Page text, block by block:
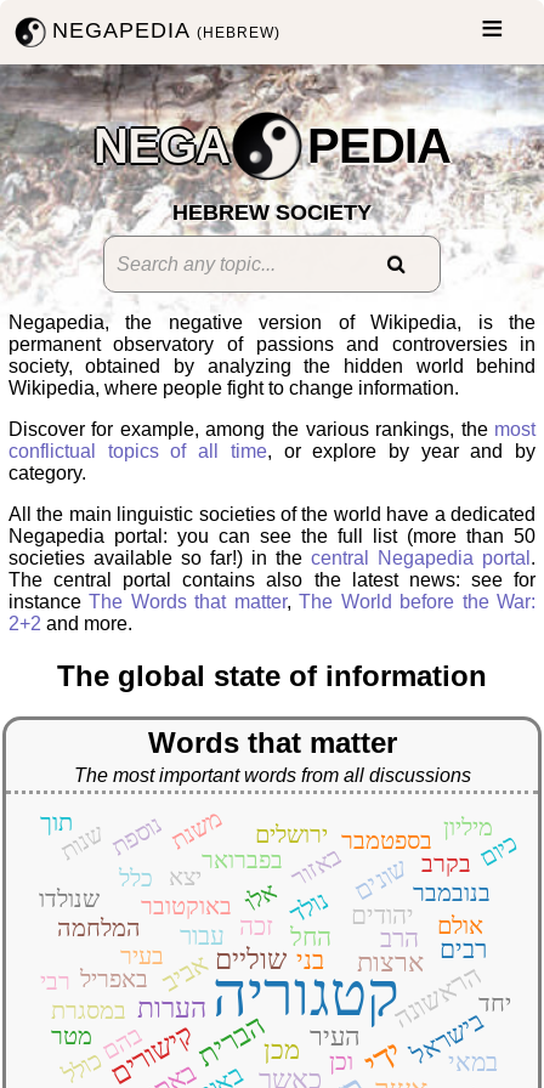
NEGAPEDIA(HEBREW)
NEGA PEDIA
HEBREW SOCIETY
Negapedia, the negative version of Wikipedia, is the
permanent observatory of passions and controversies in
society, obtained by analyzing the hidden world behind
Wikipedia, where people fight to change information.
Discover for example, among the various rankings, the most
conflictual topics of all time, or explore by year and by
category.
All the main linguistic societies of the world have a dedicated
Negapedia portal: you can see the full list (more than 50
societies available so far!) in thecentral Negapedia portal .
The central portal contains also the latest news: see for
instanceThe Words that matter,The World before the War:
2+2 and more.
The global state of information
Words that matter
The most important words from all discussions
קטגוריה
ידי הבריתקישורים
הערות
כאשר
שוליים ארצות
העיר
הראשונה
מכן
אביב
בישראל
במאי
בני
החל הרב זכה יהודים נולד
עבור רבים
שונים
אולם
אלו באוקטובר
באזור
באפריל
בהם
במסגרת
בנובמבר
בספטמבר
בעיר
בפברואר בקרב
המלחמה
וכן
יחד
יצא
ירושלים
כולל
כיום
כלל
מטר
מיליון משנתנוספת
רבי
שנולדו
שנותתוך